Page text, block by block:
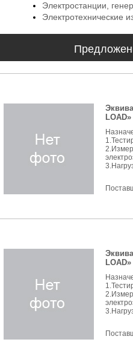
Электростанции,
Электротехнические